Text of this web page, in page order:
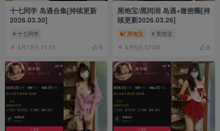
十七同学 岛遇合集[持续更新
2026.03.30]
# 十七同学
4月13日 11:01 6
黑饱宝/黑闰润 岛遇+微密圈[持
续更新2026.03.26]
黑饱宝 # 黑饱宝
4月6日 07:04 8